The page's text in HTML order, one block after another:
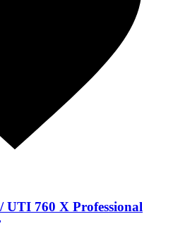
UTI 760 X Professional